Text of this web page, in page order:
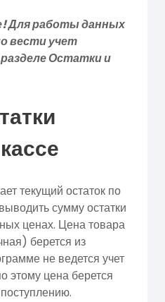
Для работы данных
вести учет
Остатки и
текущий остаток по
сумму остатки
ценах. Цена товара
берется из
не ведется учет
этому цена берется